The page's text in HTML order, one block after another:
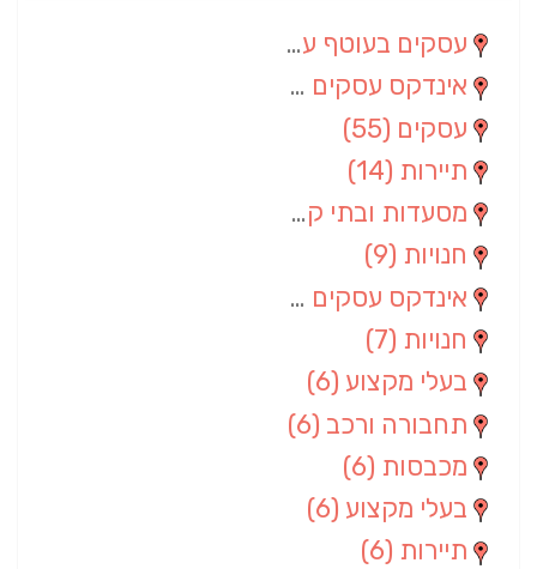
עסקים בעוטף עזה
אינדקס עסקים מרחבי
עסקים (55)
תיירות (14)
מסעדות ובתי קפה
חנויות (9)
אינדקס עסקים ארצי
חנויות (7)
בעלי מקצוע (6)
תחבורה ורכב (6)
מכבסות (6)
בעלי מקצוע (6)
תיירות (6)